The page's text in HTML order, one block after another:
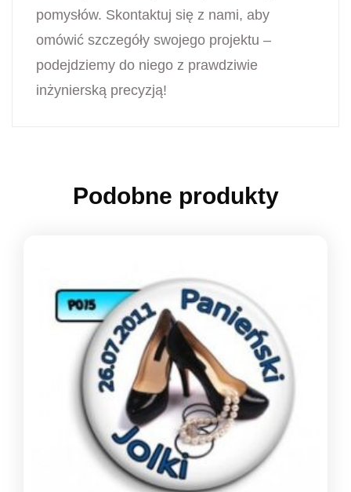
pomysłów. Skontaktuj się z nami, aby
omówić szczegóły swojego projektu –
podejdziemy do niego z prawdziwie
inżynierską precyzją!
Podobne produkty